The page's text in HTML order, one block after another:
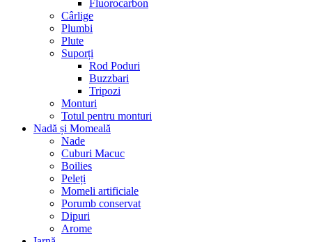
Fluorocarbon
Cârlige
Plumbi
Plute
Suporți
Rod Poduri
Buzzbari
Tripozi
Monturi
Totul pentru monturi
Nadă și Momeală
Nade
Cuburi Macuc
Boilies
Peleți
Momeli artificiale
Porumb conservat
Dipuri
Arome